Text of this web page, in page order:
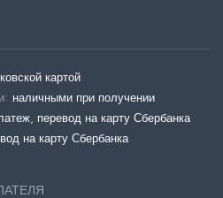
картой
наличными при получении
перевод на карту Сбербанка
на карту Сбербанка